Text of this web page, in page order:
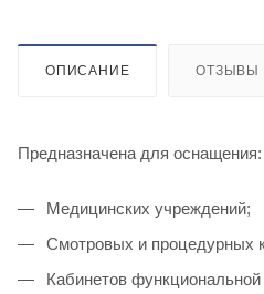
ОПИСАНИЕ ОТЗЫВЫ
Предназначена для оснащения:
Медицинских учреждений;
Смотровых и процедурных
Кабинетов функциональной